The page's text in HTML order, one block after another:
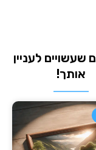
שעשויים לעניין
אותך!